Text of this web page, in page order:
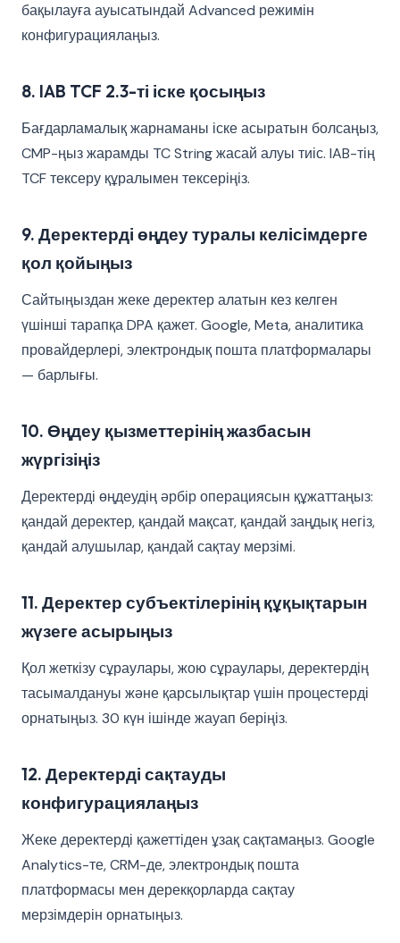
бақылауға ауысатындай Advanced режимін
конфигурациялаңыз.
8. IAB TCF 2.3-ті іске қосыңыз
Бағдарламалық жарнаманы іске асыратын болсаңыз,
CMP-ңыз жарамды TC String жасай алуы тиіс. IAB-тің
TCF тексеру құралымен тексеріңіз.
9. Деректерді өңдеу туралы келісімдерге
қол қойыңыз
Сайтыңыздан жеке деректер алатын кез келген
үшінші тарапқа DPA қажет. Google, Meta, аналитика
провайдерлері, электрондық пошта платформалары
— барлығы.
10. Өңдеу қызметтерінің жазбасын
жүргізіңіз
Деректерді өңдеудің әрбір операциясын құжаттаңыз:
қандай деректер, қандай мақсат, қандай заңдық негіз,
қандай алушылар, қандай сақтау мерзімі.
11. Деректер субъектілерінің құқықтарын
жүзеге асырыңыз
Қол жеткізу сұраулары, жою сұраулары, деректердің
тасымалдануы және қарсылықтар үшін процестерді
орнатыңыз. 30 күн ішінде жауап беріңіз.
12. Деректерді сақтауды
конфигурациялаңыз
Жеке деректерді қажеттіден ұзақ сақтамаңыз. Google
Analytics-те, CRM-де, электрондық пошта
платформасы мен дерекқорларда сақтау
мерзімдерін орнатыңыз.